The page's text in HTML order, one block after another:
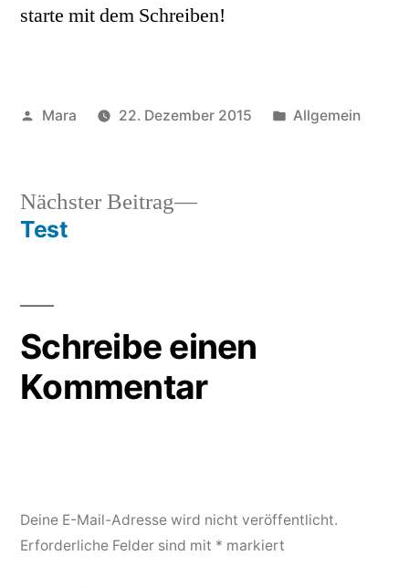
starte mit dem Schreiben!
Mara 22. Dezember 2015 Allgemein
Nächster Beitrag
Test
Schreibe einen
Kommentar
Deine E-Mail-Adresse wird nicht veröffentlicht.
Erforderliche Felder sind mit * markiert